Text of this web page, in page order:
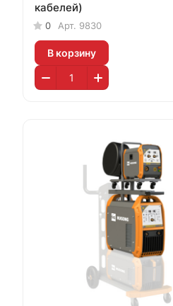
кабелей)
0 Арт. 9830
В корзину